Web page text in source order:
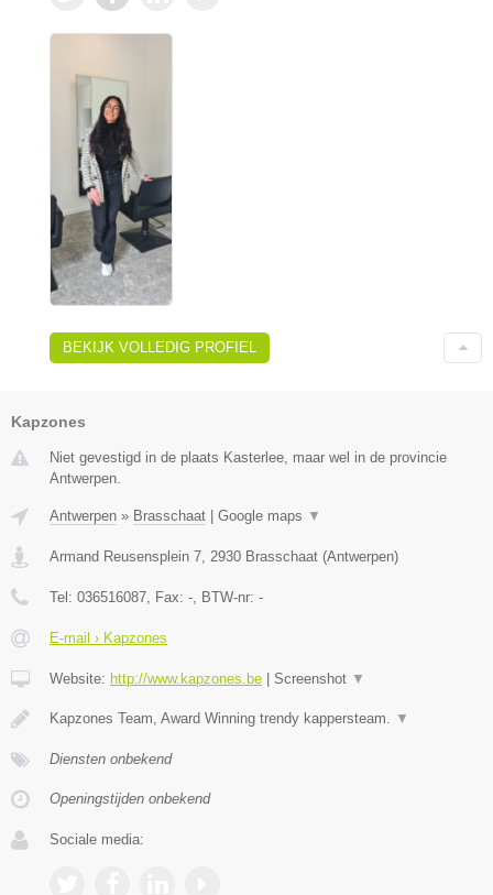
BEKIJK VOLLEDIG PROFIEL
Kapzones
Niet gevestigd in de plaats Kasterlee, maar wel in de provincie
Antwerpen.
Antwerpen » Brasschaat | Google maps ▼
Armand Reusensplein 7 2930 Brasschaat (Antwerpen)
Tel: 036516087 , Fax: - , BTW-nr: -
E-mail › Kapzones
Website: http://www.kapzones.be | Screenshot ▼
Kapzones Team, Award Winning trendy kappersteam. ▼
Diensten onbekend
Openingstijden onbekend
Sociale media: